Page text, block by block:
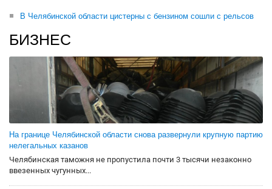
В Челябинской области цистерны с бензином сошли с рельсов
БИЗНЕС
На границе Челябинской области снова развернули крупную партию
нелегальных казанов
Челябинская таможня не пропустила почти 3 тысячи незаконно
ввезенных чугунных...